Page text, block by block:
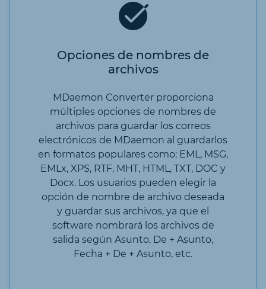
Opciones de nombres de
archivos
MDaemon Converter proporciona
múltiples opciones de nombres de
archivos para guardar los correos
electrónicos de MDaemon al guardarlos
en formatos populares como: EML, MSG,
EMLx, XPS, RTF, MHT, HTML, TXT, DOC y
Docx. Los usuarios pueden elegir la
opción de nombre de archivo deseada
y guardar sus archivos, ya que el
software nombrará los archivos de
salida según Asunto, De + Asunto,
Fecha + De + Asunto, etc.